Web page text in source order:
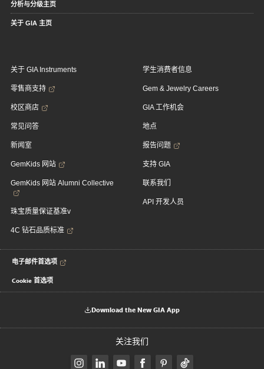
分析与分级主页
关于 GIA 主页
关于 GIA Instruments
零售商支持
校区商店
常见问答
新闻室
GemKids 网站
GemKids 网站 Alumni Collective
珠宝质量保证基准v
4C 钻石品质标准
学生消费者信息
Gem & Jewelry Careers
GIA 工作机会
地点
报告问题
支持 GIA
联系我们
API 开发人员
电子邮件首选项
Cookie 首选项
Download the New GIA App
关注我们